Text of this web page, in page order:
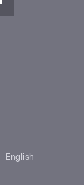
English